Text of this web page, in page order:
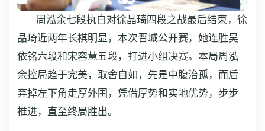
周泓余七段执白对徐晶琦四段之战最后结束，徐
晶琦近两年长棋明显，本次晋城公开赛，她连胜吴
依铭六段和宋容慧五段，打进小组决赛。本局周泓
余控局趋于完美，取舍自如，先是中腹治孤，而后
弃掉左下角走厚外围，凭借厚势和实地优势，步步
推进，直至终局胜出。